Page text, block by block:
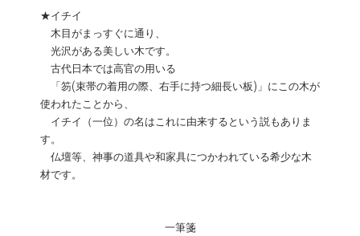
★イチイ
木目がまっすぐに通り、
光沢がある美しい木です。
古代日本では高官の用いる
「笏(束帯の着用の際、右手に持つ細長い板)」にこの木が
使われたことから、
イチイ（一位）の名はこれに由来するという説もありま
す。
仏壇等、神事の道具や和家具につかわれている希少な木
材です。
一筆箋